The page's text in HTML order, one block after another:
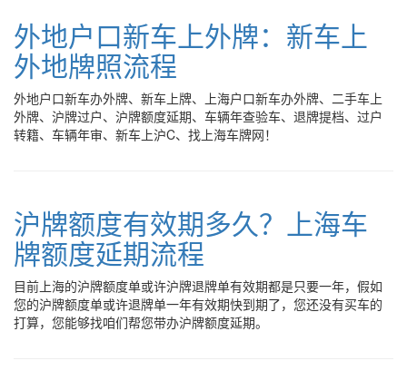
外地户口新车上外牌：新车上
外地牌照流程
外地户口新车办外牌、新车上牌、上海户口新车办外牌、二手车上
外牌、沪牌过户、沪牌额度延期、车辆年查验车、退牌提档、过户
转籍、车辆年审、新车上沪C、找上海车牌网！
沪牌额度有效期多久？上海车
牌额度延期流程
目前上海的沪牌额度单或许沪牌退牌单有效期都是只要一年，假如
您的沪牌额度单或许退牌单一年有效期快到期了，您还没有买车的
打算，您能够找咱们帮您带办沪牌额度延期。